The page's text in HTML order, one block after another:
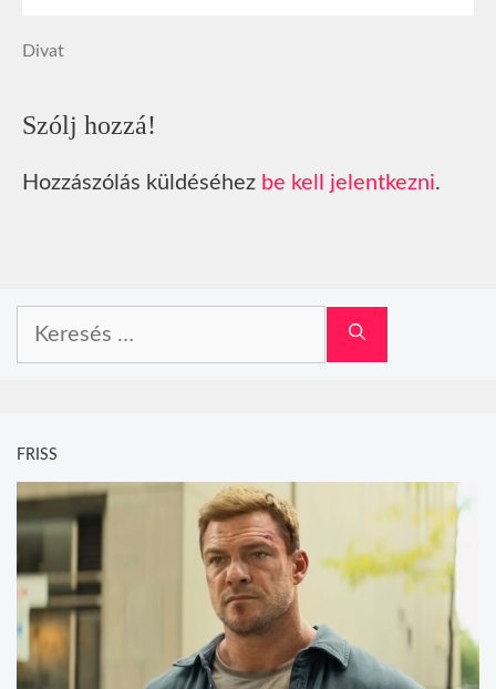
Divat
Szólj hozzá!
Hozzászólás küldéséhez be kell jelentkezni.
FRISS